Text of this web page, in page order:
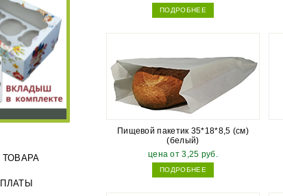
ПОДРОБНЕЕ
Пищевой пакетик 35*18*8,5 (см)
(белый)
цена от 3,25 руб.
ПОДРОБНЕЕ